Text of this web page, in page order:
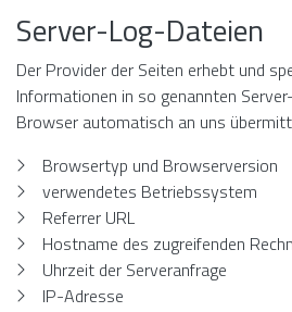
Server-Log-Dateien
Der Provider der Seiten erhebt und
Informationen in so genannten
Browser automatisch an uns
Browsertyp und Browserversion
verwendetes Betriebssystem
Referrer URL
Hostname des zugreifenden
Uhrzeit der Serveranfrage
IP-Adresse